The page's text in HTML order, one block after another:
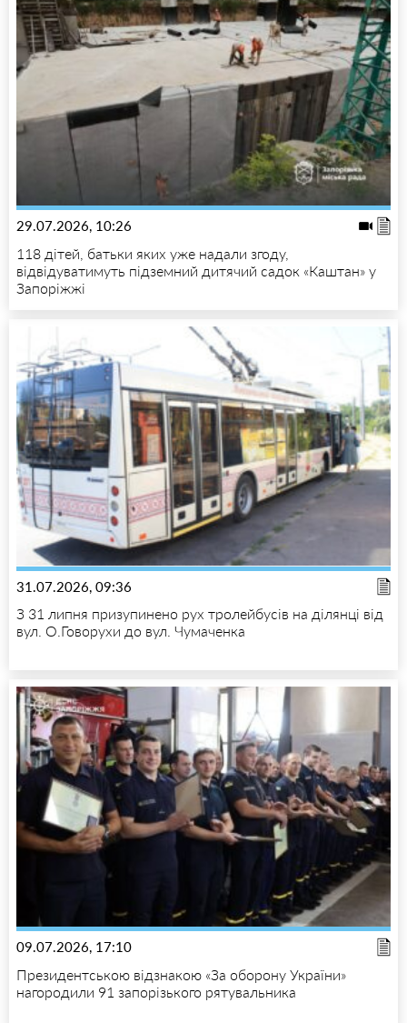
29.07.2026, 10:26
118 дітей, батьки яких уже надали згоду,
відвідуватимуть підземний дитячий садок «Каштан» у
Запоріжжі
31.07.2026, 09:36
З 31 липня призупинено рух тролейбусів на ділянці від
вул. О.Говорухи до вул. Чумаченка
09.07.2026, 17:10
Президентською відзнакою «За оборону України»
нагородили 91 запорізького рятувальника